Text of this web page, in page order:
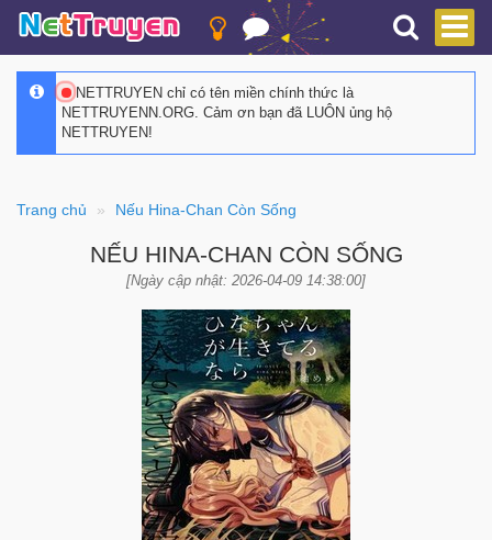
NETTRUYEN chỉ có tên miền chính thức là
NETTRUYENN.ORG. Cảm ơn bạn đã LUÔN ủng hộ
NETTRUYEN!
Trang chủ Nếu Hina-Chan Còn Sống
NẾU HINA-CHAN CÒN SỐNG
[Ngày cập nhật: 2026-04-09 14:38:00]